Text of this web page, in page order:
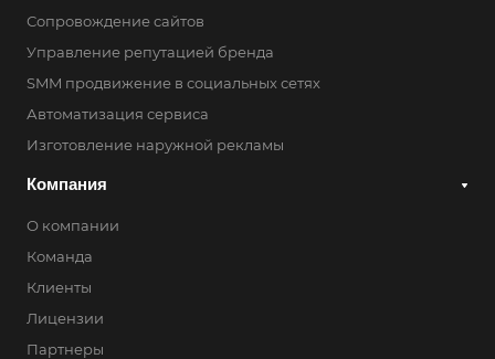
Сопровождение сайтов
Управление репутацией бренда
SMM продвижение в социальных сетях
Автоматизация сервиса
Изготовление наружной рекламы
Компания
О компании
Команда
Клиенты
Лицензии
Партнеры